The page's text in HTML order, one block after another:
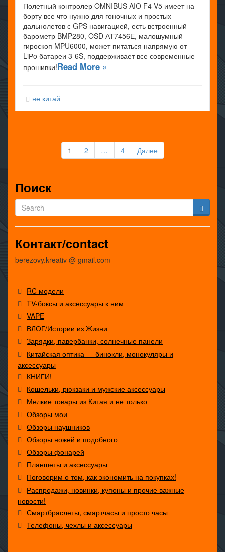
Полетный контролер OMNIBUS AIO F4 V5 имеет на
борту все что нужно для гоночных и простых
дальнолетов с GPS навигацией, есть встроенный
барометр BMP280, OSD АТ7456Е, малошумный
гироскоп MPU6000, может питаться напрямую от
LiРo батареи 3-6S, поддерживает все современные
прошивки!Read More »
не китай
Пагинация
записей
1 2 … 4 Далее
Поиск
Контакт/contact
berezovy.kreativ @ gmail.com
RC модели
TV-боксы и аксессуары к ним
VAPE
ВЛОГ/Истории из Жизни
Зарядки, павербанки, солнечные панели
Китайская оптика — бинокли, монокуляры и
аксессуары
КНИГИ!
Кошельки, рюкзаки и мужские аксессуары
Мелкие товары из Китая и не только
Обзоры мои
Обзоры наушников
Обзоры ножей и подобного
Обзоры фонарей
Планшеты и аксессуары
Поговорим о том, как экономить на покупках!
Распродажи, новинки, купоны и прочие важные
новости!
Смартбраслеты, смартчасы и просто часы
Телефоны, чехлы и аксессуары